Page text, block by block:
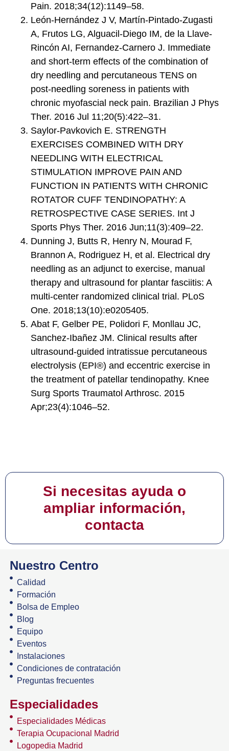
Pain. 2018;34(12):1149–58.
León-Hernández J V, Martín-Pintado-Zugasti
A, Frutos LG, Alguacil-Diego IM, de la Llave-
Rincón AI, Fernandez-Carnero J. Immediate
and short-term effects of the combination of
dry needling and percutaneous TENS on
post-needling soreness in patients with
chronic myofascial neck pain. Brazilian J Phys
Ther. 2016 Jul 11;20(5):422–31.
Saylor-Pavkovich E. STRENGTH
EXERCISES COMBINED WITH DRY
NEEDLING WITH ELECTRICAL
STIMULATION IMPROVE PAIN AND
FUNCTION IN PATIENTS WITH CHRONIC
ROTATOR CUFF TENDINOPATHY: A
RETROSPECTIVE CASE SERIES. Int J
Sports Phys Ther. 2016 Jun;11(3):409–22.
Dunning J, Butts R, Henry N, Mourad F,
Brannon A, Rodriguez H, et al. Electrical dry
needling as an adjunct to exercise, manual
therapy and ultrasound for plantar fasciitis: A
multi-center randomized clinical trial. PLoS
One. 2018;13(10):e0205405.
Abat F, Gelber PE, Polidori F, Monllau JC,
Sanchez-Ibañez JM. Clinical results after
ultrasound-guided intratissue percutaneous
electrolysis (EPI®) and eccentric exercise in
the treatment of patellar tendinopathy. Knee
Surg Sports Traumatol Arthrosc. 2015
Apr;23(4):1046–52.
Si necesitas ayuda o
ampliar información,
contacta
Nuestro Centro
Calidad
Formación
Bolsa de Empleo
Blog
Equipo
Eventos
Instalaciones
Condiciones de contratación
Preguntas frecuentes
Especialidades
Especialidades Médicas
Terapia Ocupacional Madrid
Logopedia Madrid